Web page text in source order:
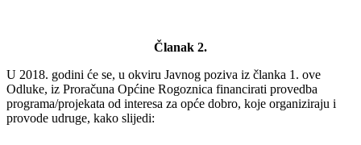
Članak 2.
U 2018. godini će se, u okviru Javnog poziva iz članka 1. ove
Odluke, iz Proračuna Općine Rogoznica financirati provedba
programa/projekata od interesa za opće dobro, koje organiziraju i
provode udruge, kako slijedi: